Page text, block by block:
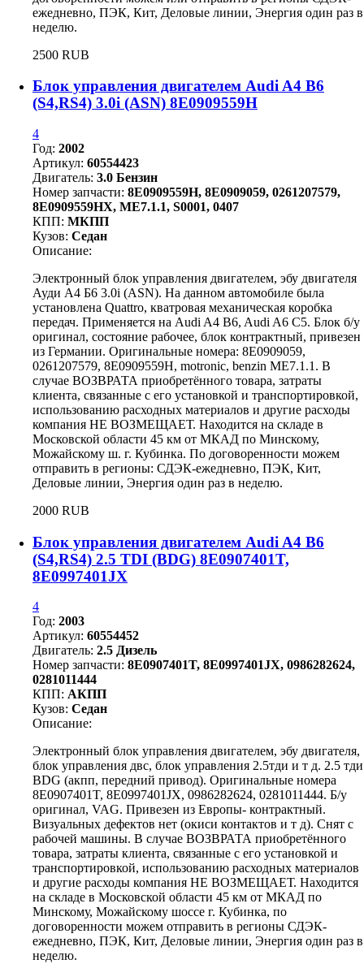
ежедневно, ПЭК, Кит, Деловые линии, Энергия один раз в
неделю.
2500 RUB
Блок управления двигателем Audi A4 B6
(S4,RS4) 3.0i (ASN) 8E0909559H
4
Год: 2002
Артикул: 60554423
Двигатель: 3.0 Бензин
Номер запчасти: 8E0909559H, 8E0909059, 0261207579,
8E0909559HX, ME7.1.1, S0001, 0407
КПП: МКПП
Кузов: Седан
Описание:
Электронный блок управления двигателем, эбу двигателя
Ауди А4 Б6 3.0i (ASN). На данном автомобиле была
установлена Quattro, кватровая механическая коробка
передач. Применяется на Audi A4 B6, Audi A6 C5. Блок б/у
оригинал, состояние рабочее, блок контрактный, привезен
из Германии. Оригинальные номера: 8E0909059,
0261207579, 8E0909559H, motronic, benzin ME7.1.1. В
случае ВОЗВРАТА приобретённого товара, затраты
клиента, связанные с его установкой и транспортировкой,
использованию расходных материалов и другие расходы
компания НЕ ВОЗМЕЩАЕТ. Находится на складе в
Московской области 45 км от МКАД по Минскому,
Можайскому ш. г. Кубинка. По договоренности можем
отправить в регионы: СДЭК-ежедневно, ПЭК, Кит,
Деловые линии, Энергия один раз в неделю.
2000 RUB
Блок управления двигателем Audi A4 B6
(S4,RS4) 2.5 TDI (BDG) 8E0907401T,
8E0997401JX
4
Год: 2003
Артикул: 60554452
Двигатель: 2.5 Дизель
Номер запчасти: 8E0907401T, 8E0997401JX, 0986282624,
0281011444
КПП: АКПП
Кузов: Седан
Описание:
Электронный блок управления двигателем, эбу двигателя,
блок управления двс, блок управления 2.5тди и т д. 2.5 тди
BDG (акпп, передний привод). Оригинальные номера
8E0907401T, 8E0997401JX, 0986282624, 0281011444. Б/у
оригинал, VAG. Привезен из Европы- контрактный.
Визуальных дефектов нет (окиси контактов и т д). Снят с
рабочей машины. В случае ВОЗВРАТА приобретённого
товара, затраты клиента, связанные с его установкой и
транспортировкой, использованию расходных материалов
и другие расходы компания НЕ ВОЗМЕЩАЕТ. Находится
на складе в Московской области 45 км от МКАД по
Минскому, Можайскому шоссе г. Кубинка, по
договоренности можем отправить в регионы СДЭК-
ежедневно, ПЭК, Кит, Деловые линии, Энергия один раз в
неделю.